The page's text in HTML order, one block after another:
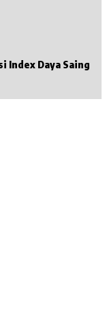
Index Daya Saing